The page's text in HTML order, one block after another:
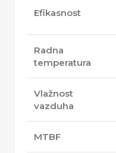
Efikasnost
Radna
temperatura
Vlažnost
vazduha
MTBF